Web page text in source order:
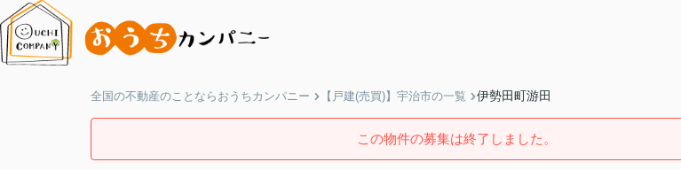
全国の不動産のことならおうちカンパニー 【戸建(売買)】宇治市の一覧 伊勢田町游田
この物件の募集は終了しました。